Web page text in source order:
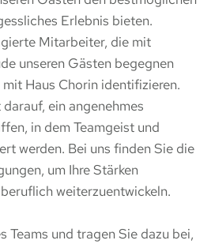
Erlebnis bieten.
Mitarbeiter, die mit
unseren Gästen begegnen
Haus Chorin identifizieren.
ein angenehmes
in dem Teamgeist und
werden. Bei uns finden Sie die
um Ihre Stärken
weiterzuentwickeln.
Teams und tragen Sie dazu bei,